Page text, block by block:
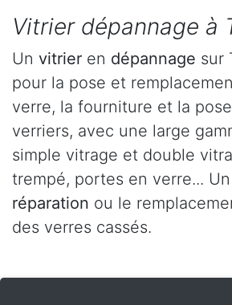
Vitrier dépannage à
Un vitrier en dépannage sur
pour la pose et
verre, la fourniture et la
verriers, avec une large
simple vitrage et double
trempé, portes en verre... Un
réparation ou le
des verres cassés.